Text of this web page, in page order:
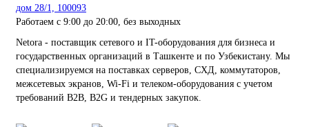
дом 28/1, 100093
Работаем с 9:00 до 20:00, без выходных
Netora - поставщик сетевого и IT-оборудования для бизнеса и
государственных организаций в Ташкенте и по Узбекистану. Мы
специализируемся на поставках серверов, СХД, коммутаторов,
межсетевых экранов, Wi-Fi и телеком-оборудования с учетом
требований B2B, B2G и тендерных закупок.